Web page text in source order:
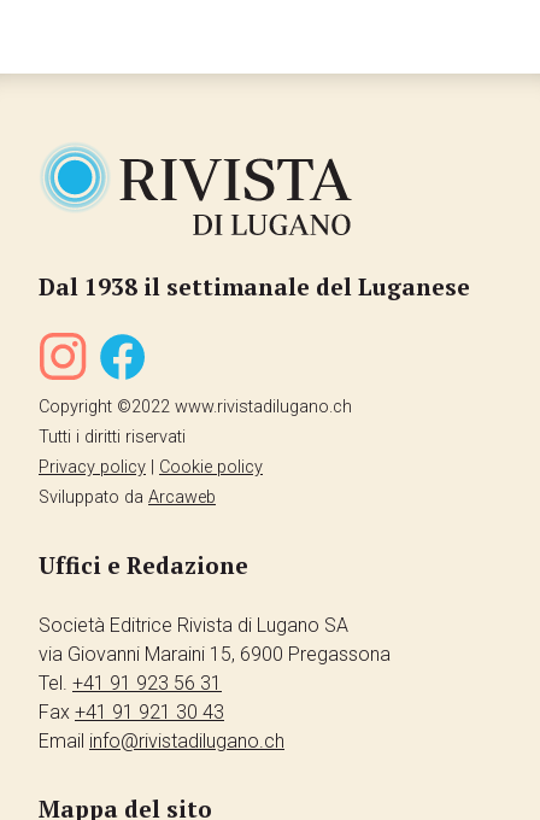
Dal 1938 il settimanale del Luganese
Copyright ©2022 www.rivistadilugano.ch
Tutti i diritti riservati
Privacy policy
Cookie policy
Sviluppato da Arcaweb
Uffici e Redazione
Società Editrice Rivista di Lugano SA
via Giovanni Maraini 15, 6900 Pregassona
Tel. +41 91 923 56 31
Fax +41 91 921 30 43
Email info@rivistadilugano.ch
Mappa del sito